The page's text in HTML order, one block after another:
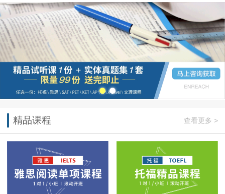
精品课程 查看更多 >